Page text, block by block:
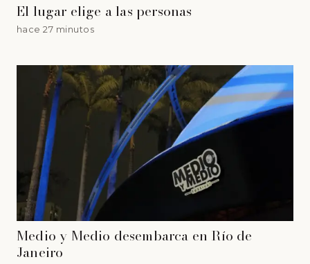
El lugar elige a las personas
hace 27 minutos
Medio y Medio desembarca en Río de
Janeiro